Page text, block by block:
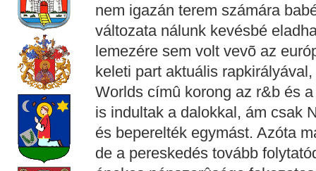
nem igazán terem számára
változata nálunk kevésbé
lemezére sem volt vevõ az
keleti part aktuális
Worlds címû korong az r&b és
is indultak a dalokkal, ám csak
és beperelték egymást. Azóta
de a pereskedés tovább